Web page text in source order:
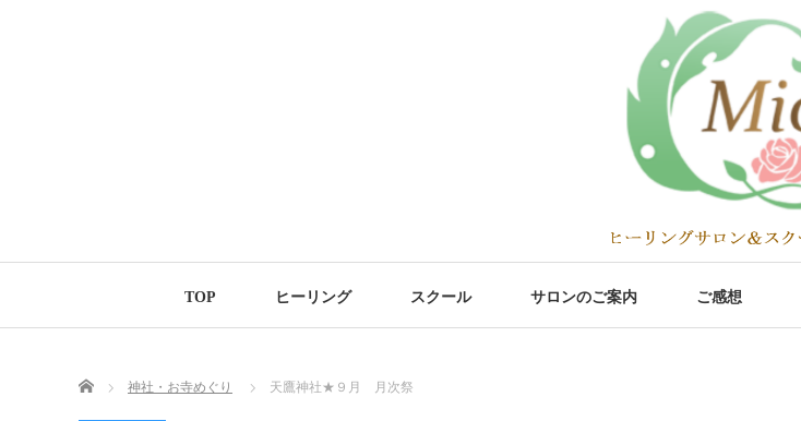
TOP ヒーリング スクール サロンのご案内 ご感想
Home 神社・お寺めぐり 天鷹神社★９月 月次祭